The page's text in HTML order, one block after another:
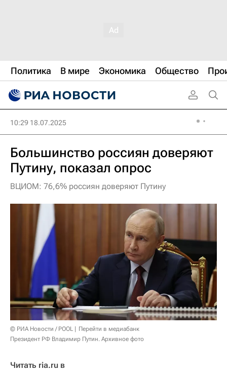
Политика В мире Экономика Общество
10:29 18.07.2025
Большинство россиян доверяют
Путину, показал опрос
ВЦИОМ: 76,6% россиян доверяют Путину
© РИА Новости / POOL
Перейти в медиабанк
Президент РФ Владимир Путин. Архивное фото
Читать ria.ru в